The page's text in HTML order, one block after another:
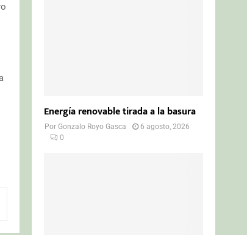
Energía renovable tirada a la basura
PorGonzalo Royo Gasca
6 agosto, 2026
0